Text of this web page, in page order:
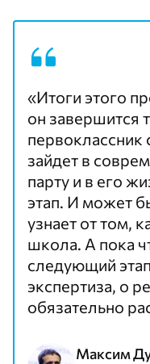
«Итоги этого
он завершится
первоклассник
зайдет в
парту и в его
этап. И может
узнает от том,
школа. А пока
следующий
экспертиза, о
обязательно
Максим